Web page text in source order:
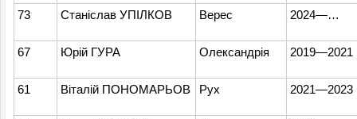
73 Станіслав УПІЛКОВ Верес 2024—…
67 Юрій ГУРА Олександрія 2019—2021
61 Віталій ПОНОМАРЬОВ Рух 2021—2023